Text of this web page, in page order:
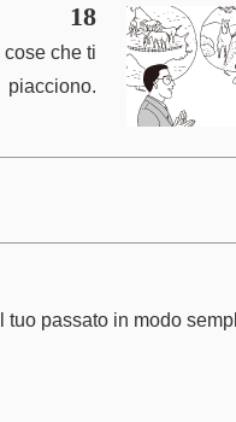
18
che ti
piacciono.
tuo passato in modo